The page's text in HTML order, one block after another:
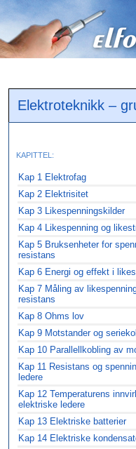
Elektroteknikk –
KAPITTEL:
Kap 1 Elektrofag
Kap 2 Elektrisitet
Kap 3 Likespenningskilder
Kap 4 Likespenning og
Kap 5 Bruksenheter for
resistans
Kap 6 Energi og effekt i
Kap 7 Måling av
resistans
Kap 8 Ohms lov
Kap 9 Motstander og
Kap 10 Parallellkobling av
Kap 11 Resistans og
ledere
Kap 12 Temperaturens
elektriske ledere
Kap 13 Elektriske batterier
Kap 14 Elektriske